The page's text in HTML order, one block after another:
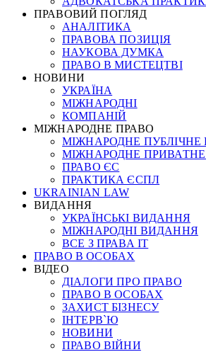
ПРАВОВИЙ ПОГЛЯД
АНАЛІТИКА
ПРАВОВА ПОЗИЦІЯ
НАУКОВА ДУМКА
ПРАВО В МИСТЕЦТВІ
НОВИНИ
УКРАЇНА
МІЖНАРОДНІ
КОМПАНІЙ
МІЖНАРОДНЕ ПРАВО
МІЖНАРОДНЕ ПУБЛІЧНЕ
МІЖНАРОДНЕ
ПРАВО ЄС
ПРАКТИКА ЄСПЛ
UKRAINIAN LAW
ВИДАННЯ
УКРАЇНСЬКІ ВИДАННЯ
МІЖНАРОДНІ ВИДАННЯ
ВСЕ З ПРАВА ІТ
ПРАВО В ОСОБАХ
ВІДЕО
ДІАЛОГИ ПРО ПРАВО
ПРАВО В ОСОБАХ
ЗАХИСТ БІЗНЕСУ
ІНТЕРВ`Ю
НОВИНИ
ПРАВО ВІЙНИ